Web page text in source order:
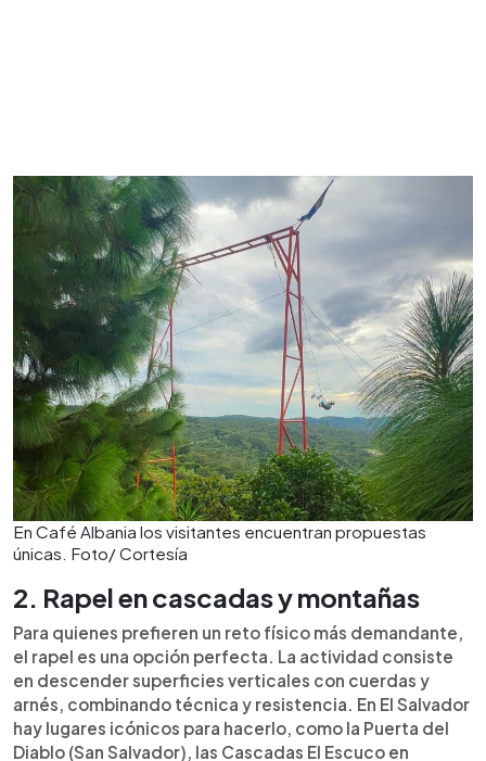
En Café Albania los visitantes encuentran propuestas
únicas. Foto/ Cortesía
2. Rapel en cascadas y montañas
Para quienes prefieren un reto físico más demandante,
el rapel es una opción perfecta. La actividad consiste
en descender superficies verticales con cuerdas y
arnés, combinando técnica y resistencia. En El Salvador
hay lugares icónicos para hacerlo, como la Puerta del
Diablo (San Salvador), las Cascadas El Escuco en